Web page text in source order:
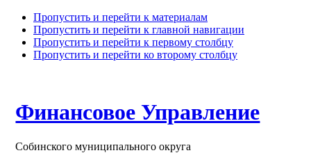
Пропустить и перейти к материалам
Пропустить и перейти к главной навигации
Пропустить и перейти к первому столбцу
Пропустить и перейти ко второму столбцу
Финансовое Управление
Собинского муниципального округа